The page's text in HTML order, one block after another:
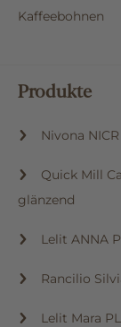
Kaffeebohnen
Produkte
Nivona
Quick Mill
glänzend
Lelit ANNA
Rancilio
Lelit Mara